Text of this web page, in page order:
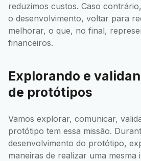
reduzimos custos. Caso
o desenvolvimento, voltar para
melhorar, o que, no final,
financeiros.
Explorando e
de protótipos
Vamos explorar, comunicar,
protótipo tem essa missão.
desenvolvimento do protótipo,
maneiras de realizar uma mesma